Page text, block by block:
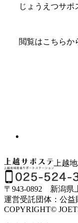
じょうえつサポ
閲覧はこちら
上越
〒943-0892 新潟県
運営受託団体：公益
COPYRIGHT©